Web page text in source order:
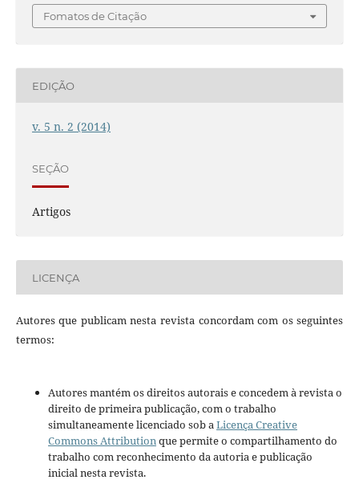
Fomatos de Citação
EDIÇÃO
v. 5 n. 2 (2014)
SEÇÃO
Artigos
LICENÇA
Autores que publicam nesta revista concordam com os seguintes
termos:
Autores mantém os direitos autorais e concedem à revista o
direito de primeira publicação, com o trabalho
simultaneamente licenciado sob aLicença Creative
Commons Attributionque permite o compartilhamento do
trabalho com reconhecimento da autoria e publicação
inicial nesta revista.